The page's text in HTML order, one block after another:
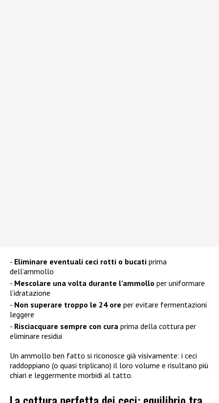
Eliminare eventuali ceci rotti o bucati prima
dell’ammollo
Mescolare una volta durante l’ammollo per uniformare
l’idratazione
Non superare troppo le 24 ore per evitare fermentazioni
leggere
Risciacquare sempre con cura prima della cottura per
eliminare residui
Un ammollo ben fatto si riconosce già visivamente: i ceci
raddoppiano (o quasi triplicano) il loro volume e risultano più
chiari e leggermente morbidi al tatto.